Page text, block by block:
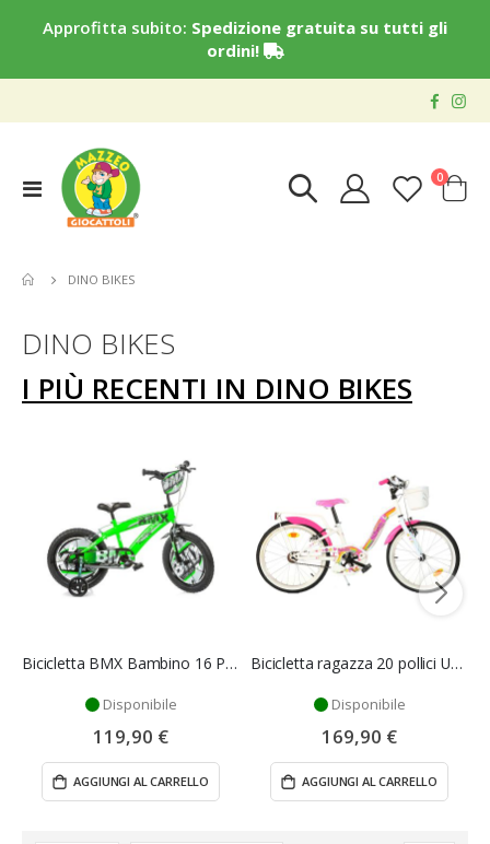
Approfitta subito: Spedizione gratuita su tutti gli
ordini!
Toggle
Nav
Cart
0elementi
DINO BIKES
DINO BIKES
I PIÙ RECENTI IN DINO BIKES
Bicicletta BMX Bambino 16 Pollici con Rotelle - Dino Bikes
Disponibile
119,90 €
AGGIUNGI AL CARRELLO
Bicicletta ragazza 20 pollici Unicorno - Dino bikes
Disponibile
169,90 €
AGGIUNGI AL CARRELLO